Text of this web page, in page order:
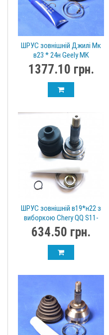
ШРУС зовнішній Джилі Мк
в23 * 24н Geely MK
1014003354
1377.10 грн.
ШРУС зовнішній в19*н22 з
виборкою Chery QQ S11-
XLB3AF2203030D
634.50 грн.